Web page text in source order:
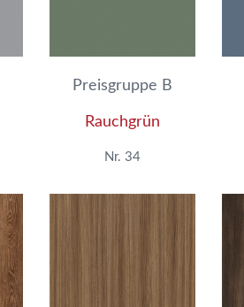
Preisgruppe B
Rauchgrün
Nr. 34